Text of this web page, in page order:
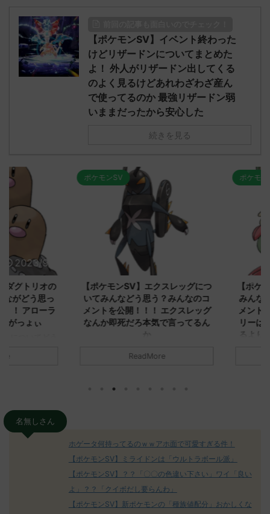
【ポケモンSV】イベント終わった
けどリザードンについてまとめた
よ！ 外人がリザードン出してくる
のよく見るけどあれわざわざ産ん
で使ってるのか 最強リザードン弱
いままだったから安心した
続きを見る
2023/9/8
トリオの
どう思っ
アローラ
っょぃ
リージョ
ただダグト
れたウミト
ポケモンSV
【ポケモンSV】エクスレッグにつ
いてみんなどう思う？みんなのコ
メントを公開！！！ エクスレッグ
なんか即死だろ本気で言ってるん
う思ってる？ 初めの記事 元のス
ッグヘルムかっこいいから助かる 名
決めた！ (ﾜｯﾁｮｲW b524-NwUu)
2023/06/28(水 ...
ReadMore
ポケモンSV
【ポケモ
みんなど
メントを
リーはバ
るよりビ
え忘れたガ
たラウドボ
しさん0624
名無しさん
ホゲータ何持ってるのｗｗアホ面で可愛すぎる件！
【ポケモンSV】ミライドンは「ウルトラボール派」
【ポケモンSV】？？「〇〇の色違い下さい」ワイ「良い
よ」？？「クイボだし要らんわ」
【ポケモンSV】新ポケモンの「種族値配分」おかしくな